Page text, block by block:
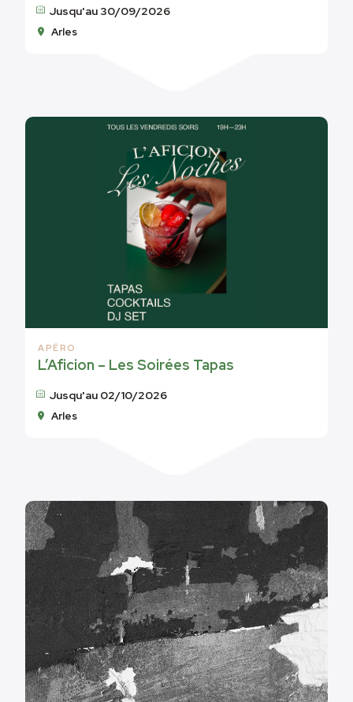
Jusqu'au 30/09/2026
Arles
APÉRO
L’Aficion – Les Soirées Tapas
Jusqu'au 02/10/2026
Arles